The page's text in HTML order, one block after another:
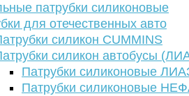
патрубки силиконовые
для отечественных авто
силикон CUMMINS
силикон автобусы
Патрубки силиконовые
Патрубки силиконовые